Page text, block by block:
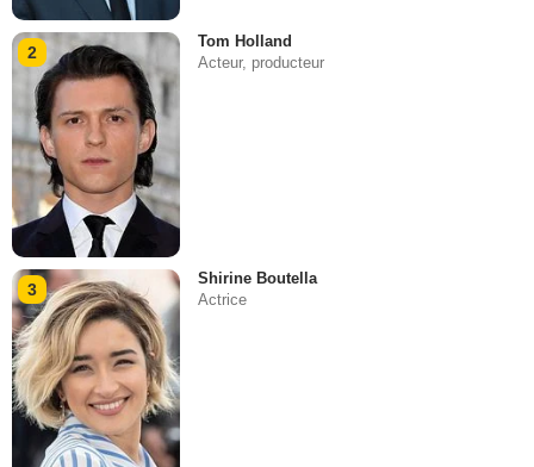
2
Tom Holland
Acteur, producteur
3
Shirine Boutella
Actrice